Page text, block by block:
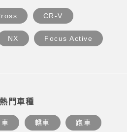
CR-V
NX Focus Active
熱門車種
轎車 跑車